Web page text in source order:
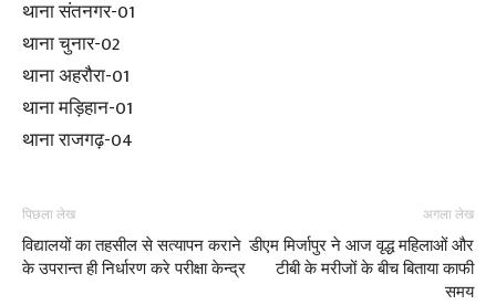
थाना संतनगर-01
थाना चुनार-02
थाना अहरौरा-01
थाना मड़िहान-01
थाना राजगढ़-04
पिछला लेख
विद्यालयों का तहसील से सत्यापन कराने
के उपरान्त ही निर्धारण करे परीक्षा केन्द्र
अगला लेख
डीएम मिर्जापुर ने आज वृद्ध महिलाओं और
टीबी के मरीजों के बीच बिताया काफी
समय